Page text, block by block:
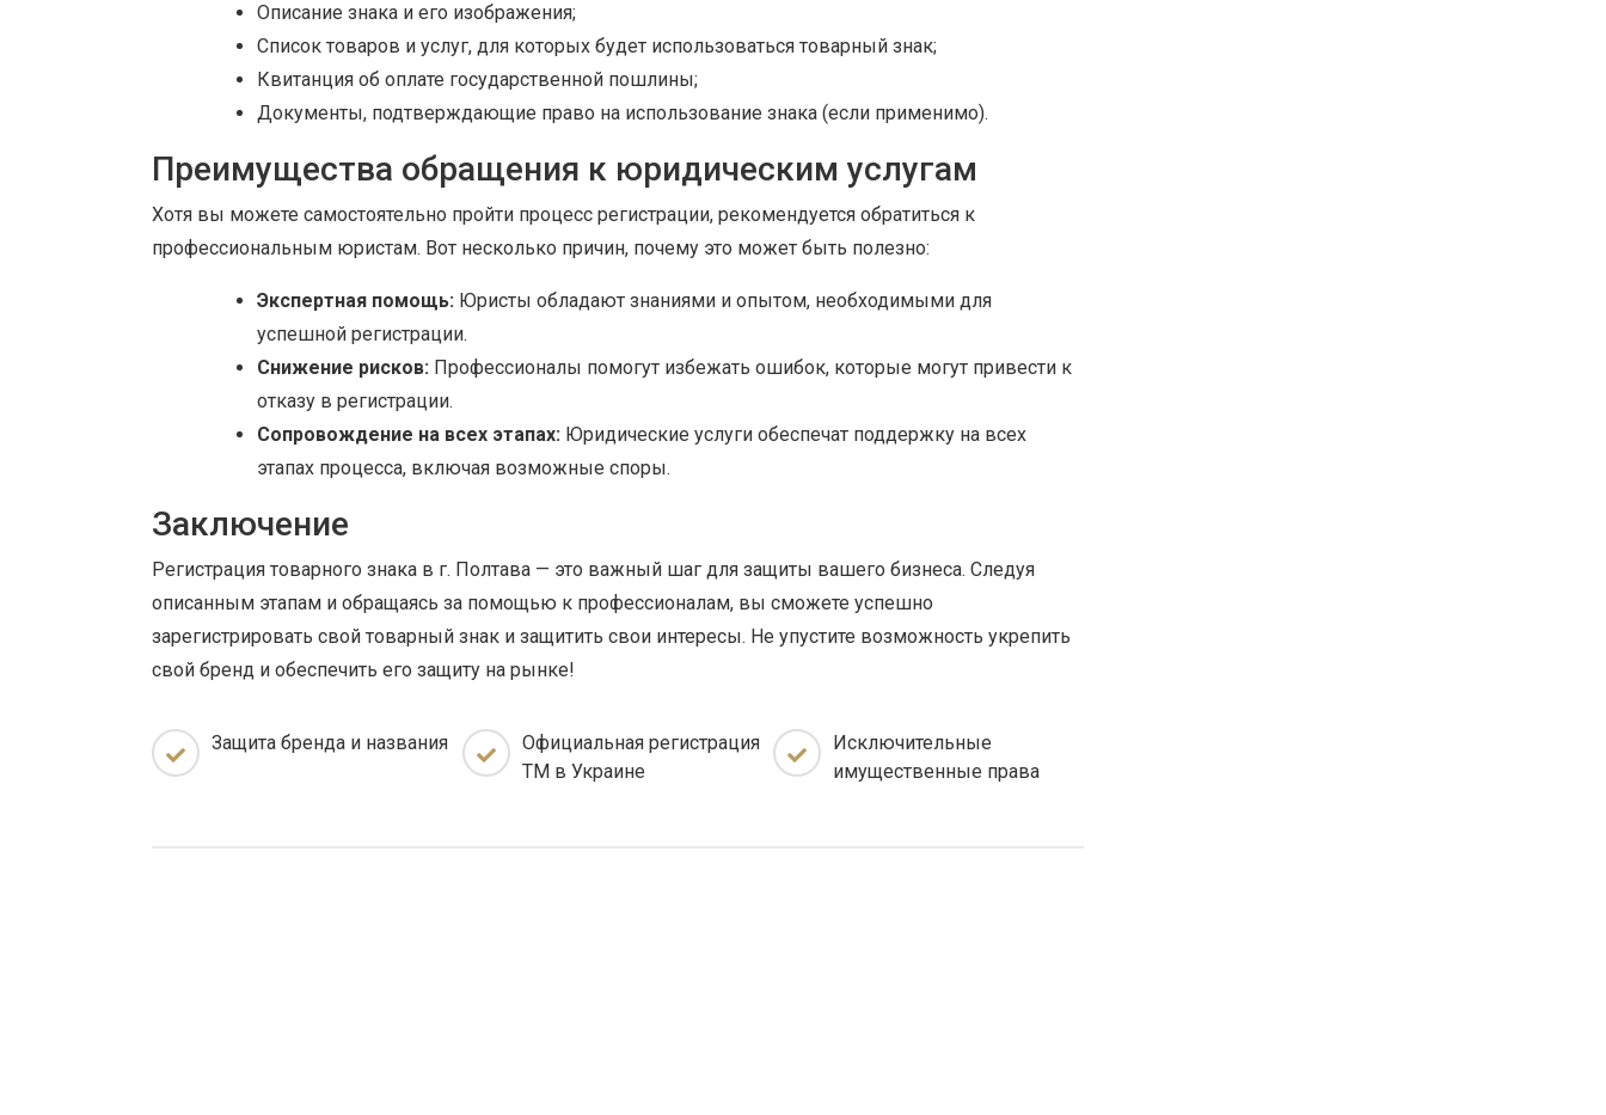
Описание знака и его изображения;
Список товаров и услуг, для которых будет использоваться товарный знак;
Квитанция об оплате государственной пошлины;
Документы, подтверждающие право на использование знака (если применимо).
Преимущества обращения к юридическим услугам
Хотя вы можете самостоятельно пройти процесс регистрации, рекомендуется обратиться к
профессиональным юристам. Вот несколько причин, почему это может быть полезно:
Экспертная помощь: Юристы обладают знаниями и опытом, необходимыми для
успешной регистрации.
Снижение рисков: Профессионалы помогут избежать ошибок, которые могут привести к
отказу в регистрации.
Сопровождение на всех этапах: Юридические услуги обеспечат поддержку на всех
этапах процесса, включая возможные споры.
Заключение
Регистрация товарного знака в г. Полтава — это важный шаг для защиты вашего бизнеса. Следуя
описанным этапам и обращаясь за помощью к профессионалам, вы сможете успешно
зарегистрировать свой товарный знак и защитить свои интересы. Не упустите возможность укрепить
свой бренд и обеспечить его защиту на рынке!
Защита бренда и названия
Официальная регистрация
ТМ в Украине
Исключительные
имущественные права